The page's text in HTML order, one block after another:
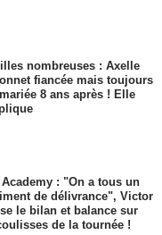
nombreuses : Axelle
fiancée mais toujours
8 ans après ! Elle
: "On a tous un
de délivrance", Victor
le bilan et balance sur
de la tournée !